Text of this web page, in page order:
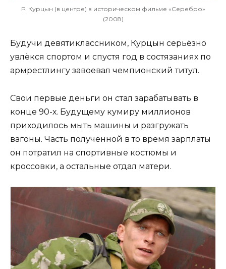
Р. Курцын (в центре) в историческом фильме «Серебро»
(2008)
Будучи девятиклассником, Курцын серьёзно
увлёкся спортом и спустя год в состязаниях по
армрестлингу завоевал чемпионский титул.
Свои первые деньги он стал зарабатывать в
конце 90-х. Будущему кумиру миллионов
приходилось мыть машины и разгружать
вагоны. Часть полученной в то время зарплаты
он потратил на спортивные костюмы и
кроссовки, а остальные отдал матери.